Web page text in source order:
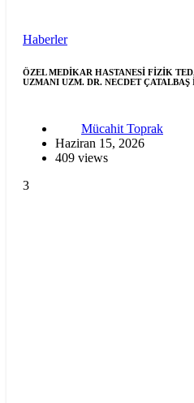
Haberler
ÖZEL MEDİKAR HASTANESİ FİZİK
UZMANI UZM. DR. NECDET ÇATALBAŞ
Mücahit Toprak
Haziran 15, 2026
409 views
3